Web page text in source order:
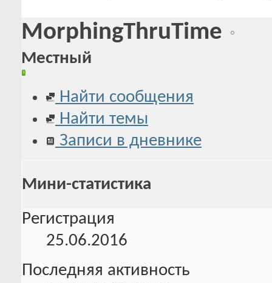
MorphingThruTime
Местный
Найти сообщения
Найти темы
Записи в дневнике
Мини-статистика
Регистрация
25.06.2016
Последняя активность